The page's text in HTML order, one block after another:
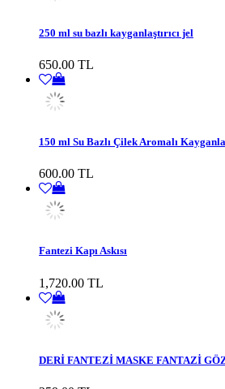
250 ml su bazlı kayganlaştırıcı jel
650.00 TL
150 ml Su Bazlı Çilek Aromalı
600.00 TL
Fantezi Kapı Askısı
1,720.00 TL
DERİ FANTEZİ MASKE FANTAZİ